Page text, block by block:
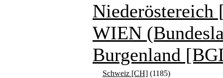
Niederöstereich
WIEN
Burgenland
Schweiz [CH] (1185)